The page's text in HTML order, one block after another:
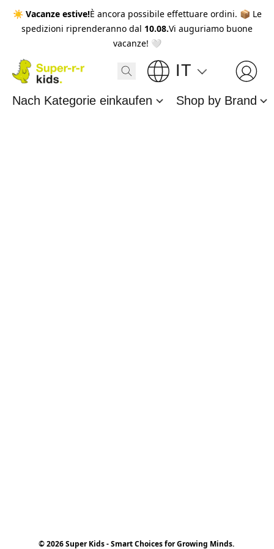
☀️ Vacanze estive!È ancora possibile effettuare ordini. 📦 Le
spedizioni riprenderanno dal 10.08.Vi auguriamo buone
vacanze! 🤍
IT
Nach Kategorie einkaufen Shop by Brand
© 2026 Super Kids - Smart Choices for Growing Minds.